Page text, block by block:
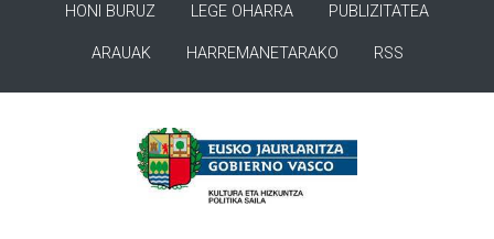
HONI BURUZ LEGE OHARRA PUBLIZITATEA
ARAUAK HARREMANETARAKO RSS